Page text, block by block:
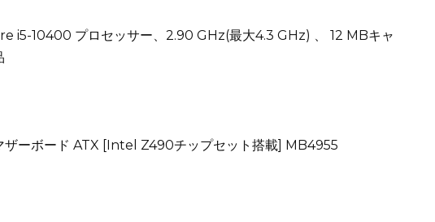
i5-10400 プロセッサー、2.90 GHz(最大4.3 GHz) 、 12 MBキャ
ーボード ATX [Intel Z490チップセット搭載] MB4955